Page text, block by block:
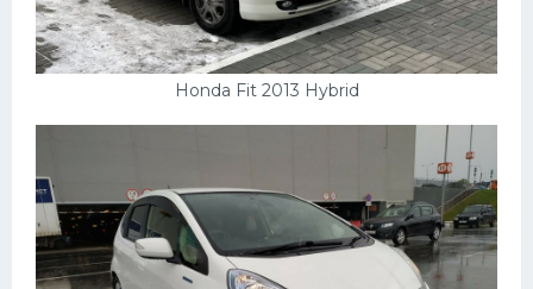
Honda Fit 2013 Hybrid